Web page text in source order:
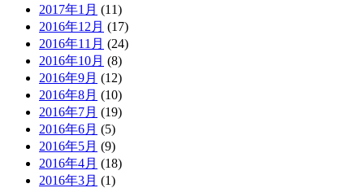
2017年1月 (11)
2016年12月 (17)
2016年11月 (24)
2016年10月 (8)
2016年9月 (12)
2016年8月 (10)
2016年7月 (19)
2016年6月 (5)
2016年5月 (9)
2016年4月 (18)
2016年3月 (1)